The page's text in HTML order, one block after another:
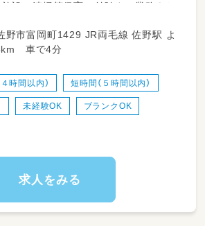
施設の清掃等保育に付随する業務をお
。
仕事内容 ▼
温かみある玩具をつくったり、
のために得意なことや力を発揮してい
♪
戸外活動の付き添い
の清掃・消毒、環境整備
備など、保育に付随する業務
岡町1429 JR両毛線 佐野駅 よ
車で4分
時間以内） 短時間（５時間以内）
未経験OK ブランクOK
求人をみる